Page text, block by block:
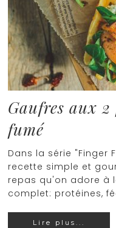
Gaufres aux 2
fumé
Dans la série "Finger
recette simple et
repas qu'on adore à
complet: protéines,
Lire plus...